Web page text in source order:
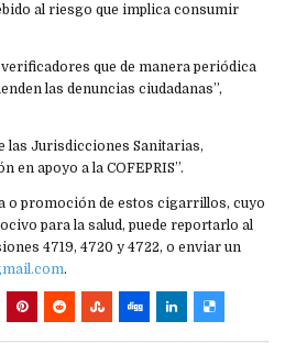
al riesgo que implica consumir
que de manera periódica
las denuncias ciudadanas”,
las Jurisdicciones Sanitarias,
en apoyo a la COFEPRIS”.
o promoción de estos cigarrillos, cuyo
para la salud, puede reportarlo al
4719, 4720 y 4722, o enviar un
.